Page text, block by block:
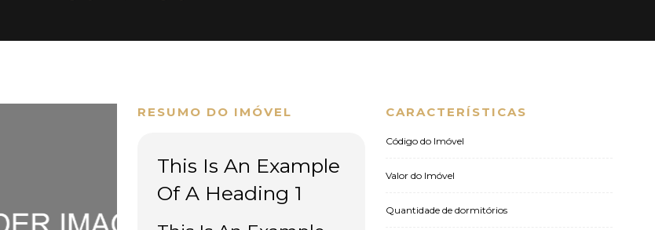
RESUMO DO IMÓVEL
This Is An Example
Of A Heading 1
CARACTERÍSTICAS
Código do Imóvel
Valor do Imóvel
Quantidade de dormitórios